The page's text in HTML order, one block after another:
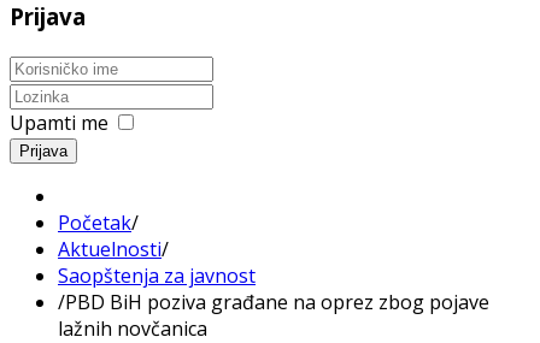
Prijava
Upamti me
Prijava
Početak/
Aktuelnosti/
Saopštenja za javnost
/PBD BiH poziva građane na oprez zbog pojave
lažnih novčanica